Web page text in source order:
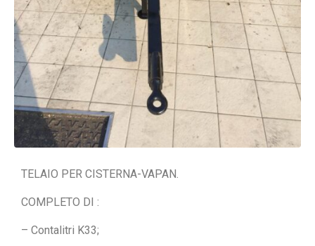
TELAIO PER CISTERNA-VAPAN.
COMPLETO DI :
– Contalitri K33;